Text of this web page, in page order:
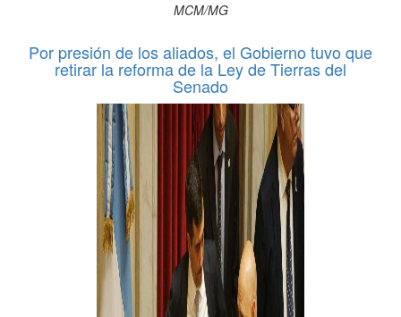
MCM/MG
Por presión de los aliados, el Gobierno tuvo que
retirar la reforma de la Ley de Tierras del
Senado